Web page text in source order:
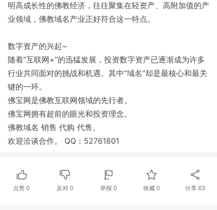
明高成长性的佛教经济，往往聚集在轻资产、高附加值的产
业领域，佛教域名产业正好符合这一特点。
数字资产的兴起~
随着“互联网+”的迅猛发展，投资数字资产已逐渐成为许多
行业共同面对的挑战和机遇。其中“域名”却是最核心和最关
键的一环。
佛宝网是佛教互联网领域的先行者。
佛宝网拥有超前的眼光和投资理念。
佛教域名 销售 代购 代售。
欢迎洽谈合作。 QQ：52761801
点赞0 反对 0 举报 0 收藏 0 分享63